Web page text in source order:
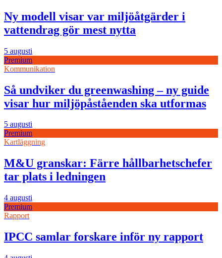
Ny modell visar var miljöåtgärder i
vattendrag gör mest nytta
5 augusti
Premium
Kommunikation
Så undviker du greenwashing – ny guide
visar hur miljöpåståenden ska utformas
5 augusti
Premium
Kartläggning
M&U granskar: Färre hållbarhetschefer
tar plats i ledningen
4 augusti
Premium
Rapport
IPCC samlar forskare inför ny rapport